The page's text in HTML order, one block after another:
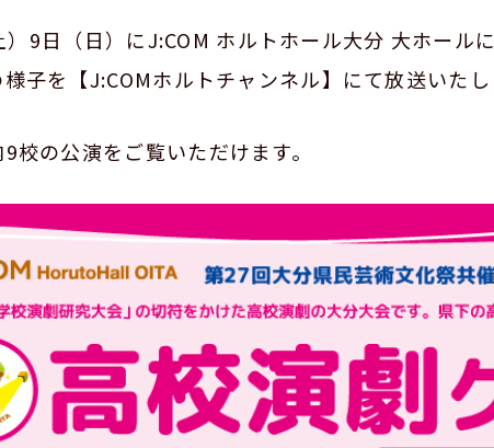
9日（日）にJ:COM ホルトホール大分 大ホー
子を【J:COMホルトチャンネル】にて放送いたし
校の公演をご覧いただけます。